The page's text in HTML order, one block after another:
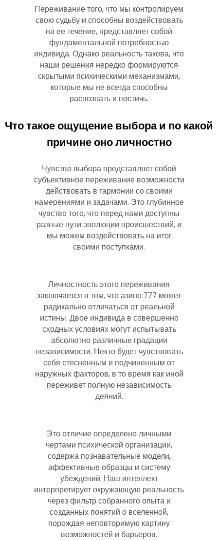
Переживание того, что мы контролируем
свою судьбу и способны воздействовать
на ее течение, представляет собой
фундаментальной потребностью
индивида. Однако реальность такова, что
наши решения нередко формируются
скрытыми психическими механизмами,
которые мы не всегда способны
распознать и постичь.
Что такое ощущение выбора и по какой
причине оно личностно
Чувство выбора представляет собой
субъективное переживание возможности
действовать в гармонии со своими
намерениями и задачами. Это глубинное
чувство того, что перед нами доступны
разные пути эволюции происшествий, и
мы можем воздействовать на итог
своими поступками.
Личностность этого переживания
заключается в том, что азино 777 может
радикально отличаться от реальной
истины. Двое индивида в совершенно
сходных условиях могут испытывать
абсолютно различные градации
независимости. Некто будет чувствовать
себя стесненным и подчиненным от
наружных факторов, в то время как иной
переживет полную независимость
деяний.
Это отличие определено личными
чертами психической организации,
содержа познавательные модели,
аффективные образцы и систему
убеждений. Наш интеллект
интерпретирует окружающую реальность
через фильтр собранного опыта и
созданных понятий о вселенной,
порождая неповторимую картину
возможностей и барьеров.